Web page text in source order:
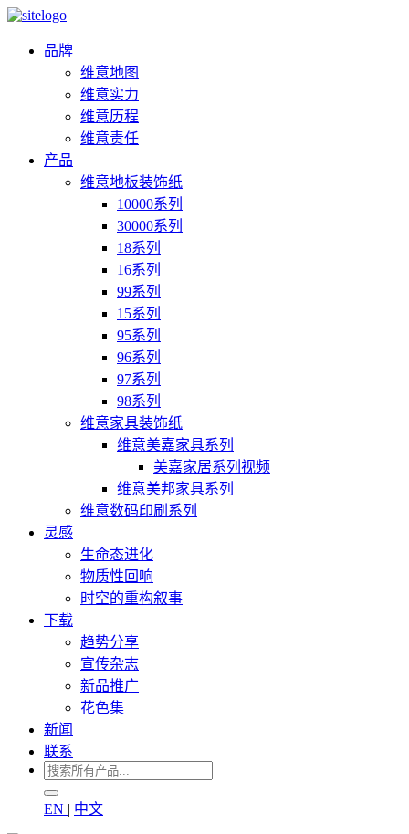
品牌
维意地图
维意实力
维意历程
维意责任
产品
维意地板装饰纸
10000系列
30000系列
18系列
16系列
99系列
15系列
95系列
96系列
97系列
98系列
维意家具装饰纸
维意美嘉家具系列
美嘉家居系列视频
维意美邦家具系列
维意数码印刷系列
灵感
生命态进化
物质性回响
时空的重构叙事
下载
趋势分享
宣传杂志
新品推广
花色集
新闻
联系
EN | 中文